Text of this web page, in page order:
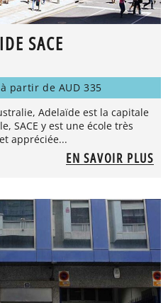
SACE
partir de AUD 335
Adelaïde est la capitale
SACE y est une école très
appréciée...
EN SAVOIR PLUS